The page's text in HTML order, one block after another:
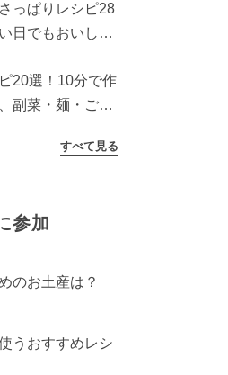
っぱりレシピ28
日でもおいしい
20選！10分で作
副菜・麺・ごは
すべて見る
参加
のお土産は？
うおすすめレシ